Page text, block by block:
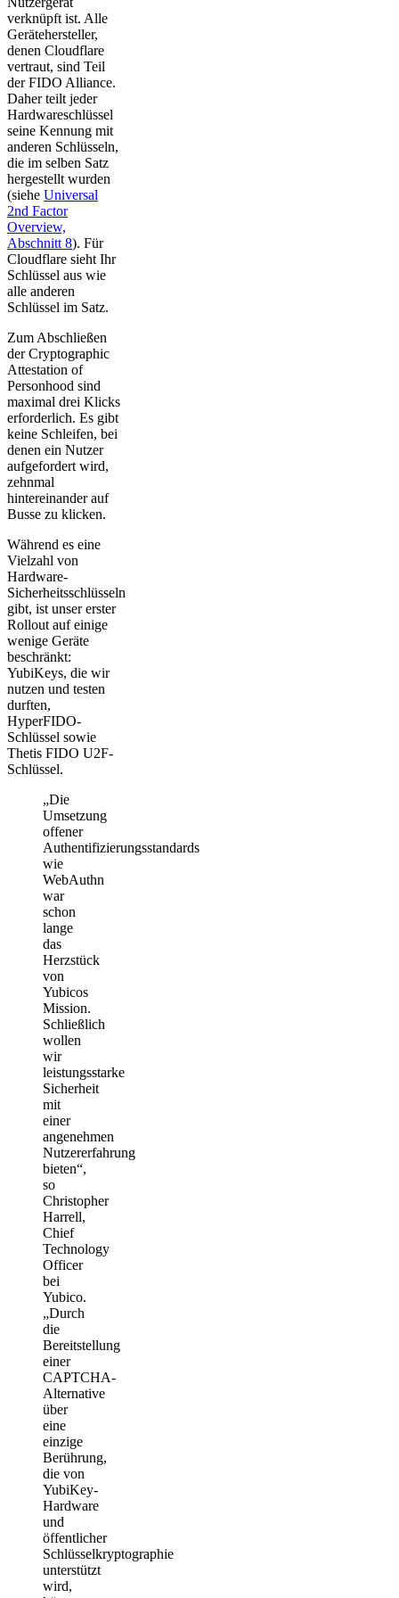
verknüpft ist. Alle
Gerätehersteller,
denen Cloudflare
vertraut, sind Teil
der FIDO Alliance.
Daher teilt jeder
Hardwareschlüssel
seine Kennung mit
anderen Schlüsseln,
die im selben Satz
hergestellt wurden
(siehe Universal
2nd Factor
Overview,
Abschnitt 8). Für
Cloudflare sieht Ihr
Schlüssel aus wie
alle anderen
Schlüssel im Satz.
Zum Abschließen
der Cryptographic
Attestation of
Personhood sind
maximal drei Klicks
erforderlich. Es gibt
keine Schleifen, bei
denen ein Nutzer
aufgefordert wird,
zehnmal
hintereinander auf
Busse zu klicken.
Während es eine
Vielzahl von
Hardware-
Sicherheitsschlüsseln
gibt, ist unser erster
Rollout auf einige
wenige Geräte
beschränkt:
YubiKeys, die wir
nutzen und testen
durften,
HyperFIDO-
Schlüssel sowie
Thetis FIDO U2F-
Schlüssel.
„Die
Umsetzung
offener
Authentifizierungsstandards
wie
WebAuthn
war
schon
lange
das
Herzstück
von
Yubicos
Mission.
Schließlich
wollen
wir
leistungsstarke
Sicherheit
mit
einer
angenehmen
Nutzererfahrung
bieten“,
so
Christopher
Harrell,
Chief
Technology
Officer
bei
Yubico.
„Durch
die
Bereitstellung
einer
CAPTCHA-
Alternative
über
eine
einzige
Berührung,
die von
YubiKey-
Hardware
und
öffentlicher
Schlüsselkryptographie
unterstützt
wird,